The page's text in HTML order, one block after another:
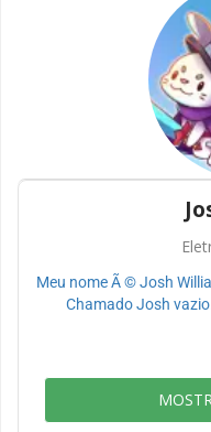
Meu nome Ã © Josh
Chamado Josh